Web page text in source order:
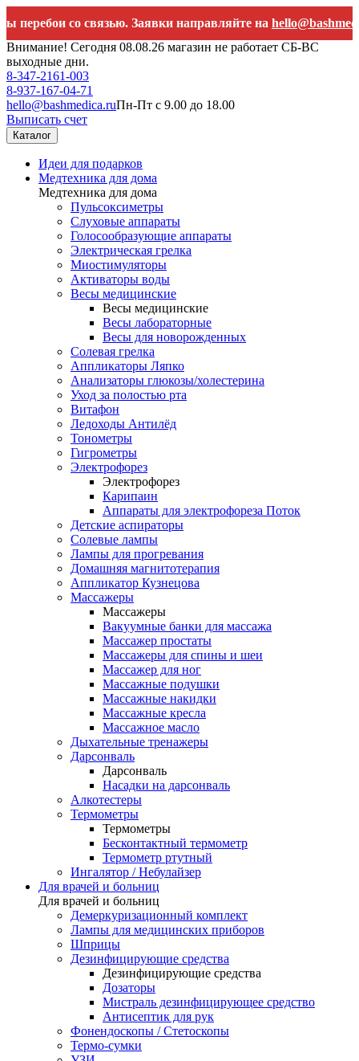
со связью. Заявки направляйте наhello@bashmedica.ru
Внимание! Сегодня 08.08.26 магазин не работает СБ-ВС
выходные дни.
8-347-2161-003
8-937-167-04-71
hello@bashmedica.ruПн-Пт с 9.00 до 18.00
Выписать счет
Каталог
Идеи для подарков
Медтехника для дома
Медтехника для дома
Пульсоксиметры
Слуховые аппараты
Голосообразующие аппараты
Электрическая грелка
Миостимуляторы
Активаторы воды
Весы медицинские
Весы медицинские
Весы лабораторные
Весы для новорожденных
Солевая грелка
Аппликаторы Ляпко
Анализаторы глюкозы/холестерина
Уход за полостью рта
Витафон
Ледоходы Антилёд
Тонометры
Гигрометры
Электрофорез
Электрофорез
Карипаин
Аппараты для электрофореза Поток
Детские аспираторы
Солевые лампы
Лампы для прогревания
Домашняя магнитотерапия
Аппликатор Кузнецова
Массажеры
Массажеры
Вакуумные банки для массажа
Массажер простаты
Массажеры для спины и шеи
Массажер для ног
Массажные подушки
Массажные накидки
Массажные кресла
Массажное масло
Дыхательные тренажеры
Дарсонваль
Дарсонваль
Насадки на дарсонваль
Алкотестеры
Термометры
Термометры
Бесконтактный термометр
Термометр ртутный
Ингалятор / Небулайзер
Для врачей и больниц
Для врачей и больниц
Демеркуризационный комплект
Лампы для медицинских приборов
Шприцы
Дезинфицирующие средства
Дезинфицирующие средства
Дозаторы
Мистраль дезинфицирующее средство
Антисептик для рук
Фонендоскопы / Стетоскопы
Термо-сумки